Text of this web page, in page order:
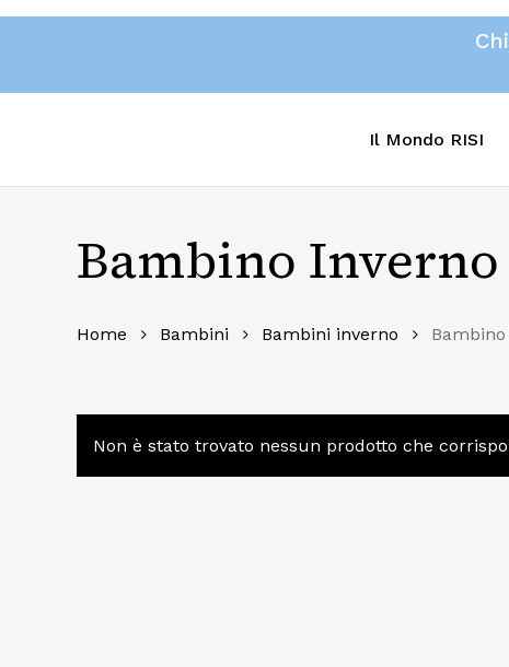
Skip
content
Il Mondo RISI
Bambino Inverno
Home Bambini Bambini inverno
Non è stato trovato nessun prodotto che